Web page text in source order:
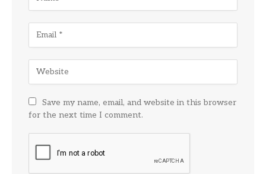
Save my name, email, and website in this browser
for the next time I comment.